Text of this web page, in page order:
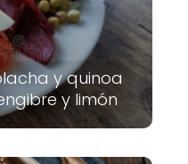
y quinoa
y limón